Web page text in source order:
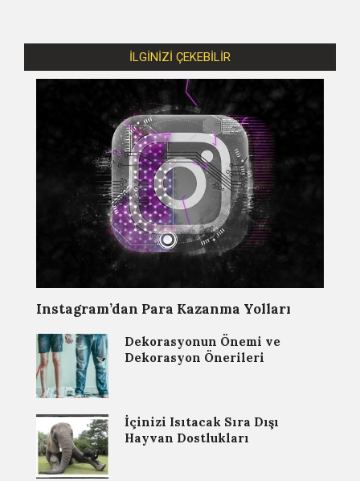
İLGİNİZİ ÇEKEBİLİR
Instagram’dan Para Kazanma Yolları
Dekorasyonun Önemi ve
Dekorasyon Önerileri
İçinizi Isıtacak Sıra Dışı
Hayvan Dostlukları